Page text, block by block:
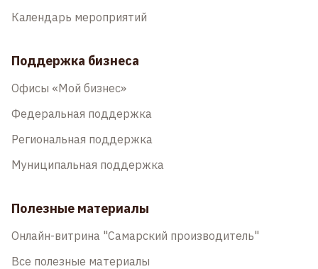
Календарь мероприятий
Поддержка бизнеса
Офисы «Мой бизнес»
Федеральная поддержка
Региональная поддержка
Муниципальная поддержка
Полезные материалы
Онлайн-витрина "Самарский производитель"
Все полезные материалы